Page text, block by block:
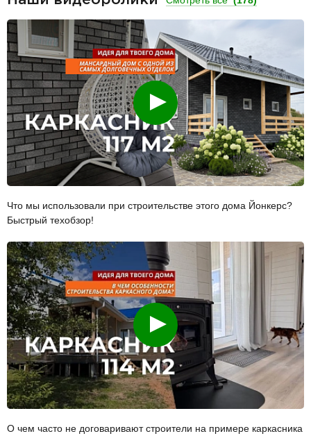
Смотреть
Что мы использовали при строительстве этого дома Йонкерс?
Быстрый техобзор!
Смотреть
О чем часто не договаривают строители на примере каркасника